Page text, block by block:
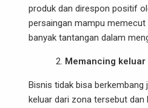
produk dan direspon positif
persaingan mampu memecut
banyak tantangan dalam
Memancing
Bisnis tidak bisa berkembang
keluar dari zona tersebut dan